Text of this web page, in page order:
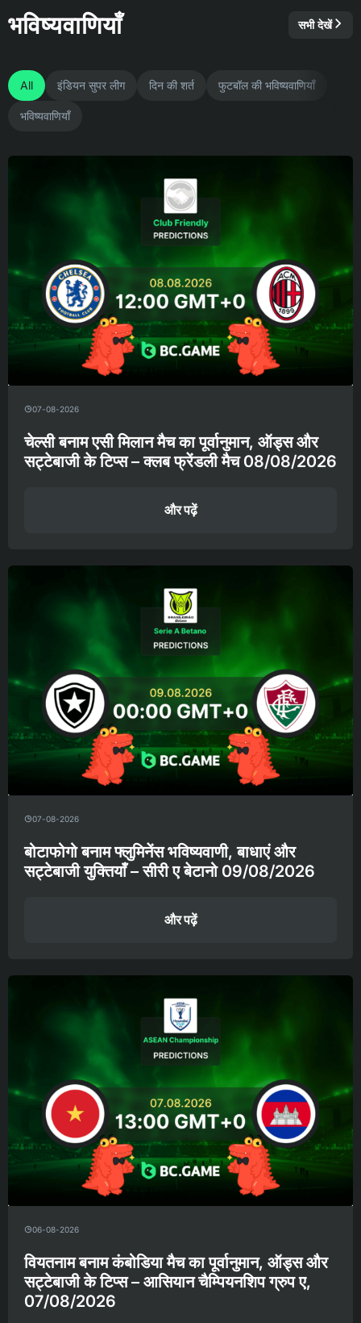
भविष्यवाणियाँ सभी देखें
All इंडियन सुपर लीग दिन की शर्त फुटबॉल की भविष्यवाणियाँ
भविष्यवाणियाँ
07-08-2026
चेल्सी बनाम एसी मिलान मैच का पूर्वानुमान, ऑड्स और
सट्टेबाजी के टिप्स – क्लब फ्रेंडली मैच 08/08/2026
और पढ़ें
07-08-2026
बोटाफोगो बनाम फ्लुमिनेंस भविष्यवाणी, बाधाएं और
सट्टेबाजी युक्तियाँ – सीरी ए बेटानो 09/08/2026
और पढ़ें
06-08-2026
वियतनाम बनाम कंबोडिया मैच का पूर्वानुमान, ऑड्स और
सट्टेबाजी के टिप्स – आसियान चैम्पियनशिप ग्रुप ए,
07/08/2026